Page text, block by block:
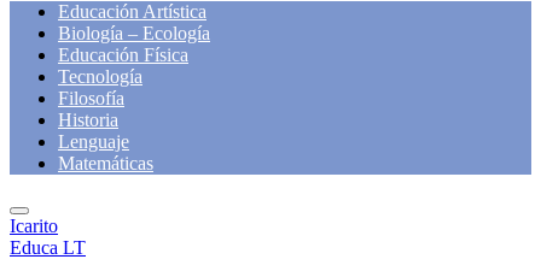
Educación Artística
Biología – Ecología
Educación Física
Tecnología
Filosofía
Historia
Lenguaje
Matemáticas
Icarito
Educa LT